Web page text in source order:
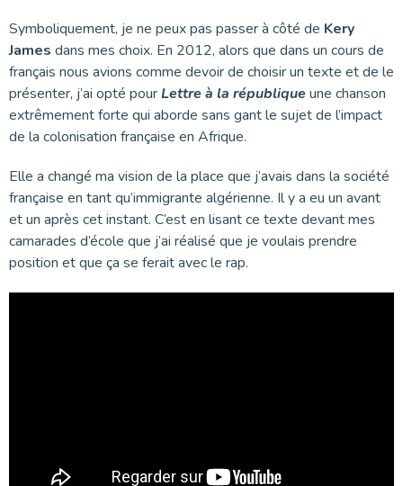
Symboliquement, je ne peux pas passer à côté de Kery
James dans mes choix. En 2012, alors que dans un cours de
français nous avions comme devoir de choisir un texte et de le
présenter, j’ai opté pourLettre à la républiqueune chanson
extrêmement forte qui aborde sans gant le sujet de l’impact
de la colonisation française en Afrique.
Elle a changé ma vision de la place que j’avais dans la société
française en tant qu’immigrante algérienne. Il y a eu un avant
et un après cet instant. C’est en lisant ce texte devant mes
camarades d’école que j’ai réalisé que je voulais prendre
position et que ça se ferait avec le rap.